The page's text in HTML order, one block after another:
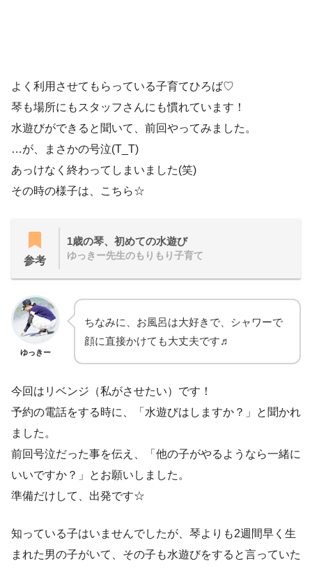
よく利用させてもらっている子育てひろば♡
琴も場所にもスタッフさんにも慣れています！
水遊びができると聞いて、前回やってみました。
…が、まさかの号泣(T_T)
あっけなく終わってしまいました(笑)
その時の様子は、こちら☆
参考
1歳の琴、初めての水遊び
ゆっきー先生のもりもり子育て
ゆっきー
ちなみに、お風呂は大好きで、シャワーで
顔に直接かけても大丈夫です♬
今回はリベンジ（私がさせたい）です！
予約の電話をする時に、「水遊びはしますか？」と聞かれ
ました。
前回号泣だった事を伝え、「他の子がやるようなら一緒に
いいですか？」とお願いしました。
準備だけして、出発です☆
知っている子はいませんでしたが、琴よりも2週間早く生
まれた男の子がいて、その子も水遊びをすると言っていた